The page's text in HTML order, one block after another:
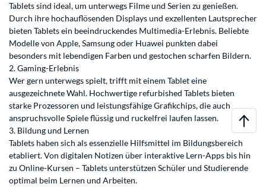
Tablets sind ideal, um unterwegs Filme und Serien zu genießen.
Durch ihre hochauflösenden Displays und exzellenten Lautsprecher
bieten Tablets ein beeindruckendes Multimedia-Erlebnis. Beliebte
Modelle von Apple, Samsung oder Huawei punkten dabei
besonders mit lebendigen Farben und gestochen scharfen Bildern.
2. Gaming-Erlebnis
Wer gern unterwegs spielt, trifft mit einem Tablet eine
ausgezeichnete Wahl. Hochwertige refurbished Tablets bieten
starke Prozessoren und leistungsfähige Grafikchips, die auch
anspruchsvolle Spiele flüssig und ruckelfrei laufen lassen.
3. Bildung und Lernen
Tablets haben sich als essenzielle Hilfsmittel im Bildungsbereich
etabliert. Von digitalen Notizen über interaktive Lern-Apps bis hin
zu Online-Kursen – Tablets unterstützen Schüler und Studierende
optimal beim Lernen und Arbeiten.